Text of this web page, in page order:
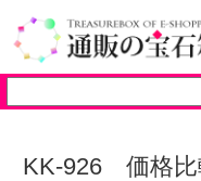
KK-926 価格比